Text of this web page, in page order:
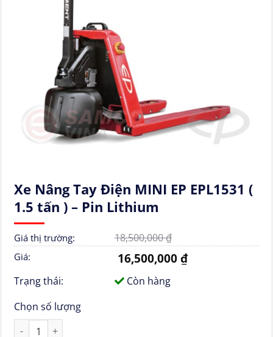
Xe Nâng Tay Điện MINI EP EPL1531 (
1.5 tấn ) – Pin Lithium
Giá thị trường: 18,500,000₫
Giá: 16,500,000₫
Trạng thái:
Còn hàng
Chọn số lượng
Xe Nâng Tay Điện MINI EP EPL1531 ( 1.5 tấn ) - Pin Lithium